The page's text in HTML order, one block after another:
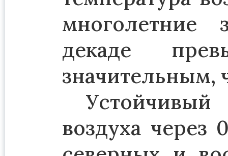
декаде
значительным,
воздуха через